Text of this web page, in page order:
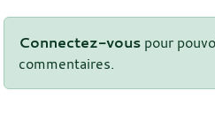
Connectez-vous pour
commentaires.